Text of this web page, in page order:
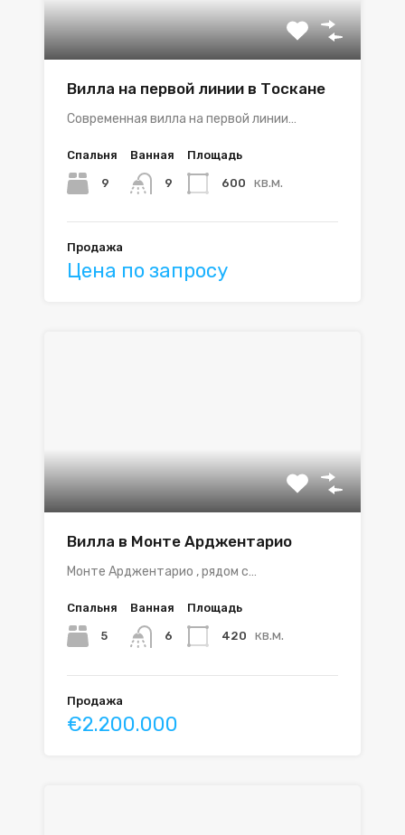
Вилла на первой линии в Тоскане
Современная вилла на первой линии…
Спальня
9
Ванная
9
Площадь
600 кв.м.
Продажа
Цена по запросу
Вилла в Монте Арджентарио
Монте Арджентарио , рядом с…
Спальня
5
Ванная
6
Площадь
420 кв.м.
Продажа
€2.200.000